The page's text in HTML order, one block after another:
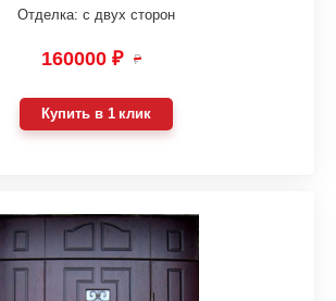
Отделка: с двух сторон
160000 ₽ ₽
Купить в 1 клик